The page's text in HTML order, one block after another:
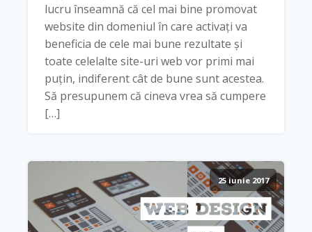
lucru înseamnă că cel mai bine promovat
website din domeniul în care activați va
beneficia de cele mai bune rezultate și
toate celelalte site-uri web vor primi mai
puțin, indiferent cât de bune sunt acestea.
Să presupunem că cineva vrea să cumpere
[…]
25 iunie 2017